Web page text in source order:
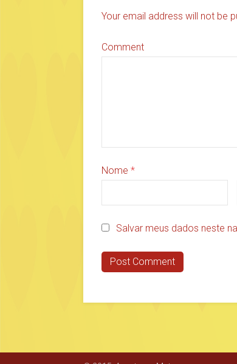
Your email address will not be
Comment
Nome *
Salvar meus dados neste